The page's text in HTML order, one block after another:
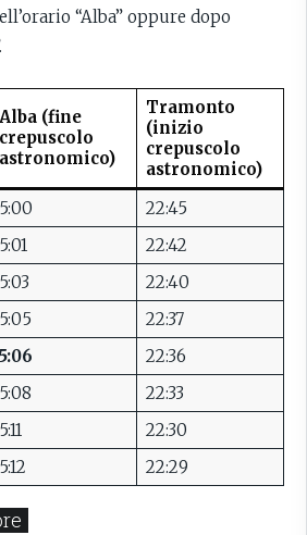
“Alba” oppure dopo
Alba (fine
crepuscolo
astronomico)
Tramonto
(inizio
crepuscolo
astronomico)
5:00
22:45
5:01
22:42
5:03
22:40
5:05
22:37
5:06
22:36
5:08
22:33
5:11
22:30
5:12 22:29